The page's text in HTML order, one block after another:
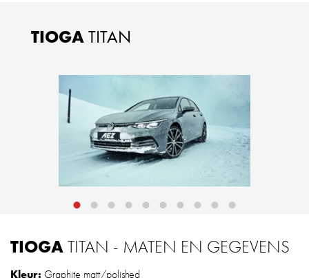
TIOGATITAN
TIOGATITAN - MATEN EN GEGEVENS
Kleur: Graphite matt/polished